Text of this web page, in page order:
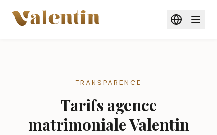
TRANSPARENCE
Tarifs agence
matrimoniale Valentin